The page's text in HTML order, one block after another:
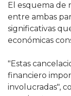
El esquema de
entre ambas
significativas
económicas
"Estas
financiero
involucradas",